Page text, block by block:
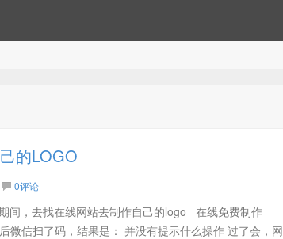
的LOGO
0评论
间，去找在线网站去制作自己的logo 在线免费制作
微信扫了码，结果是： 并没有提示什么操作 过了会，网